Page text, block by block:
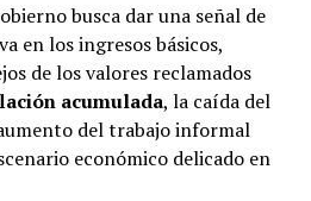
busca dar una señal de
en los ingresos básicos,
de los valores reclamados
acumulada, la caída del
del trabajo informal
económico delicado en